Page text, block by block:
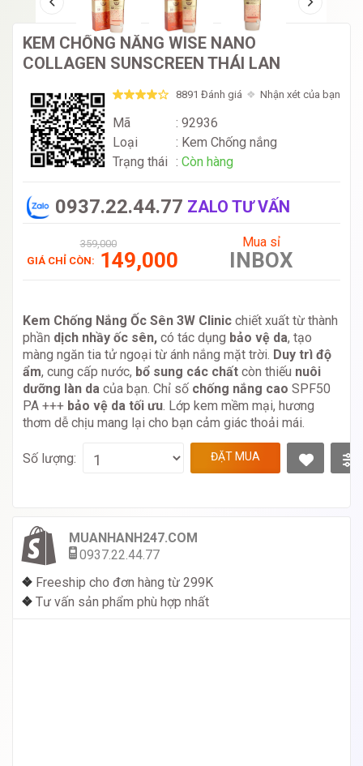
KEM CHỐNG NẮNG WISE NANO
COLLAGEN SUNSCREEN THÁI LAN
8891 Đánh giá Nhận xét của bạn
Mã
: 92936
Loại
: Kem Chống nắng
Trạng thái : Còn hàng
0937.22.44.77 ZALO TƯ VẤN
359,000
GIÁ CHỈ CÒN: 149,000
Mua sỉ
INBOX
Kem Chống Nắng Ốc Sên 3W Clinic chiết xuất từ thành
phần dịch nhầy ốc sên, có tác dụng bảo vệ da, tạo
màng ngăn tia tử ngoại từ ánh nắng mặt trời. Duy trì độ
ẩm, cung cấp nước, bổ sung các chất còn thiếu nuôi
dưỡng làn da của bạn. Chỉ số chống nắng cao SPF50
PA +++ bảo vệ da tối ưu. Lớp kem mềm mại, hương
thơm dễ chịu mang lại cho bạn cảm giác thoải mái.
Số lượng: ĐẶT MUA
MUANHANH247.COM
0937.22.44.77
❖ Freeship cho đơn hàng từ 299K
❖ Tư vấn sản phẩm phù hợp nhất